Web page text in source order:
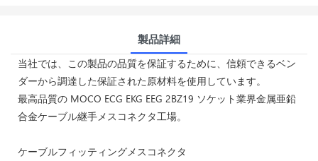
製品詳細
当社では、この製品の品質を保証するために、信頼できるベン
ダーから調達した保証された原材料を使用しています。
最高品質の MOCO ECG EKG EEG 2BZ19 ソケット業界金属亜鉛
合金ケーブル継手メスコネクタ工場。
ケーブルフィッティングメスコネクタ